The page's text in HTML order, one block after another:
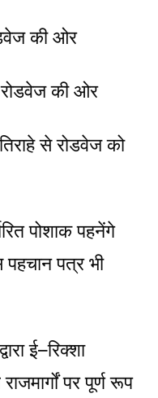
की ओर
रोडवेज की ओर
से रोडवेज को
पोशाक पहनेंगे
पत्र भी
ई–रिक्शा
पर पूर्ण रूप